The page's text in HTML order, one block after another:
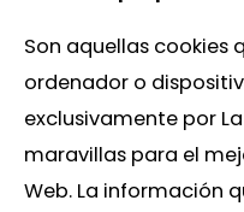
Son aquellas cookies
ordenador o
exclusivamente por
maravillas para el
Web. La información